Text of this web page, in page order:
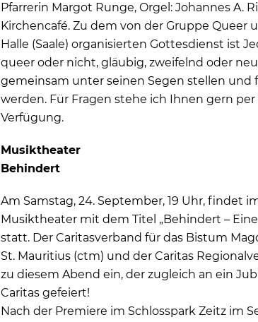
Pfarrerin Margot Runge, Orgel: Johannes A.
Kirchencafé. Zu dem von der Gruppe Queer
Halle (Saale) organisierten Gottesdienst ist
queer oder nicht, gläubig, zweifelnd oder
gemeinsam unter seinen Segen stellen und
werden. Für Fragen stehe ich Ihnen gern
Verfügung.
Musiktheater
Behindert
Am Samstag, 24. September, 19 Uhr, findet
Musiktheater mit dem Titel „Behindert –
statt. Der Caritasverband für das Bistum
St. Mauritius (ctm) und der Caritas
zu diesem Abend ein, der zugleich an ein
Caritas gefeiert!
Nach der Premiere im Schlosspark Zeitz im